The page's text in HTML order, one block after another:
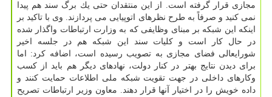
مجازی قرار گرفته است. از این منتقدان حتی یك برگ سند هم پیدا
نمی كنید و صرفاً به طرح نظرهای اتوپیایی می پردازند. وی با تاكید بر
اینكه این شبكه بر مبنای وظایفی كه به وزارت ارتباطات واگذار شده
در حال كار است و كلیات سند این شبكه هم در جلسه اخیر
شورایعالی فضای مجازی به تصویب رسیده است، اضافه كرد: اما
برای دیدن نتایج بهتر در كنار دولت، نهادهای دیگر هم باید از كسب
وكارهای داخلی در جهت تقویت شبكه ملی اطلاعات حمایت كنند و
داده خویش را در اختیار آنها قرار دهند. معاون وزیر ارتباطات تصریح